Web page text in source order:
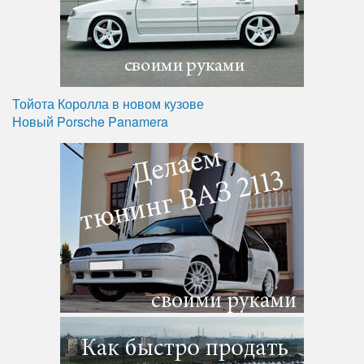
Тойота Королла в новом кузове
Новый Porsche Panamera